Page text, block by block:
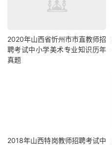
2020年山西省忻州市市直教师招
聘考试中小学美术专业知识历年
真题
2018年山西特岗教师招聘考试中